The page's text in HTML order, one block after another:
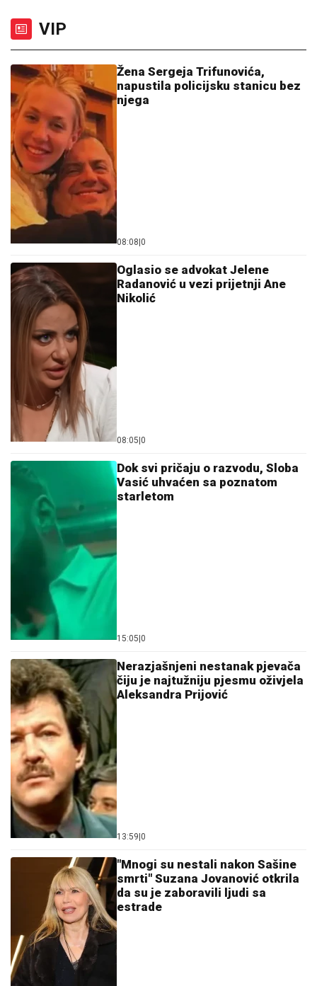
VIP
Žena Sergeja Trifunovića,
napustila policijsku stanicu bez
njega
08:08 0
Oglasio se advokat Jelene
Radanović u vezi prijetnji Ane
Nikolić
08:05 0
Dok svi pričaju o razvodu, Sloba
Vasić uhvaćen sa poznatom
starletom
15:05 0
Nerazjašnjeni nestanak pjevača
čiju je najtužniju pjesmu oživjela
Aleksandra Prijović
13:59 0
"Mnogi su nestali nakon Sašine
smrti" Suzana Jovanović otkrila
da su je zaboravili ljudi sa
estrade